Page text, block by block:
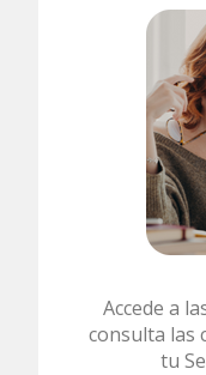
Accede a
consulta las
tu